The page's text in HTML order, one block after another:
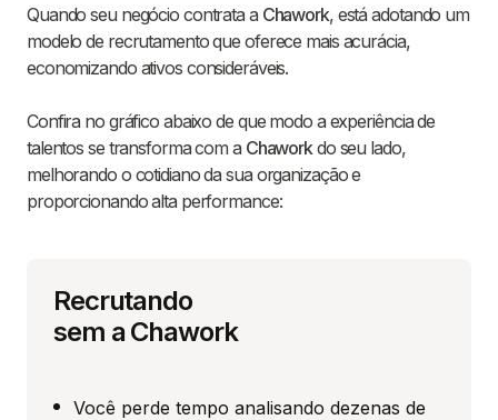
Quando seu negócio contrata a Chawork, está adotando um
modelo de recrutamento que oferece mais acurácia,
economizando ativos consideráveis.
Confira no gráfico abaixo de que modo a experiência de
talentos se transforma com a Chaworkdo seu lado,
melhorando o cotidiano da sua organização e
proporcionando alta performance:
Recrutando
sem a Chawork
Você perde tempo analisando dezenas de